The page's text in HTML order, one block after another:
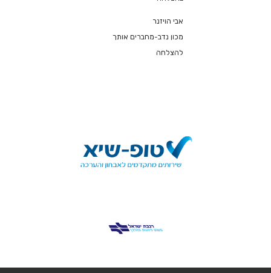
אבי הויזנר
מכון נדב-מחברים אותך
להצלחה